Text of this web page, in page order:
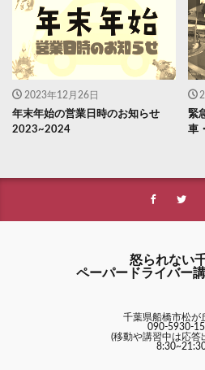
2023年12月26日
年末年始の営業日時のお知らせ
2023~2024
緊
車
怒られない
ペーパードライバー
千葉県船橋市松が
090-5930-
(移動や講習中は応答